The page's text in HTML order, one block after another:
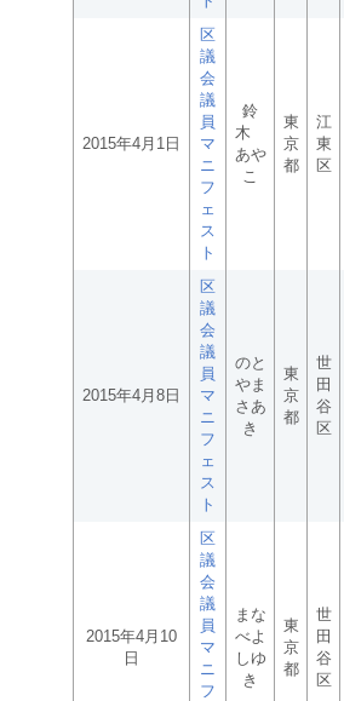
2015年4月1日
区
議
会
議
員
マ
ニ
フ
ェ
ス
ト
鈴
木
あや
こ
東
京
都
江
東
区
2015年4月8日
区
議
会
議
員
マ
ニ
フ
ェ
ス
ト
のと
やま
さあ
き
東
京
都
世
田
谷
区
2015年4月10
日
区
議
会
議
員
マ
ニ
フ
まな
べよ
しゆ
き
東
京
都
世
田
谷
区